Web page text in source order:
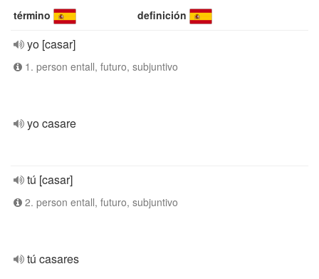
término definición
yo [casar]
1. person entall, futuro, subjuntivo
yo casare
tú [casar]
2. person entall, futuro, subjuntivo
tú casares